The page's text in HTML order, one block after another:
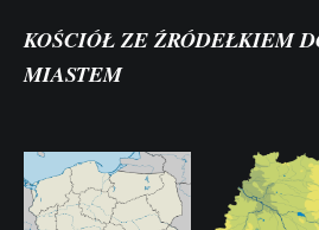
KOŚCIÓŁ ZE ŹRÓDEŁKIEM
MIASTEM